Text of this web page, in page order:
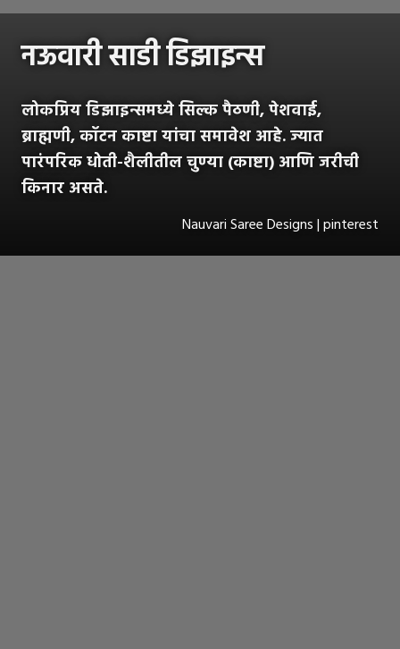
नऊवारी साडी डिझाइन्स
लोकप्रिय डिझाइन्समध्ये सिल्क पैठणी, पेशवाई,
ब्राह्मणी, कॉटन काष्टा यांचा समावेश आहे. ज्यात
पारंपरिक धोती-शैलीतील चुण्या (काष्टा) आणि जरीची
किनार असते.
Nauvari Saree Designs | pinterest